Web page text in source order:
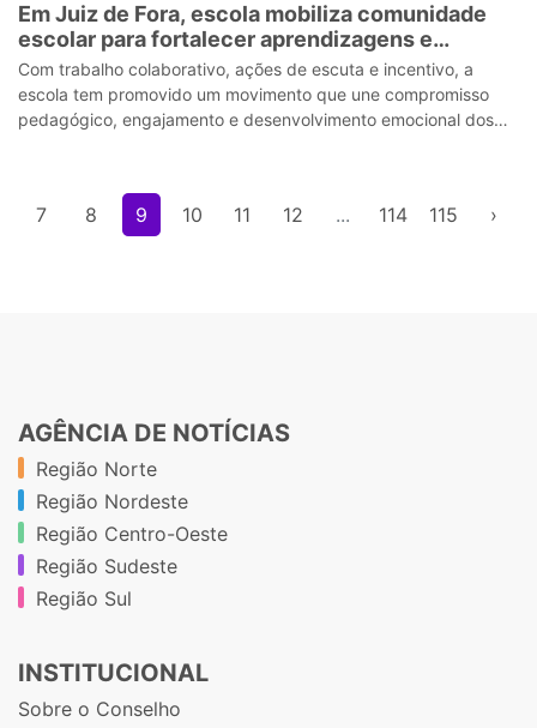
Em Juiz de Fora, escola mobiliza comunidade
escolar para fortalecer aprendizagens e
protagonismo dos estudantes
Com trabalho colaborativo, ações de escuta e incentivo, a
escola tem promovido um movimento que une compromisso
pedagógico, engajamento e desenvolvimento emocional dos
7 8 9 10 11 12 ... 114 115 ›
AGÊNCIA DE NOTÍCIAS
Região Norte
Região Nordeste
Região Centro-Oeste
Região Sudeste
Região Sul
INSTITUCIONAL
Sobre o Conselho